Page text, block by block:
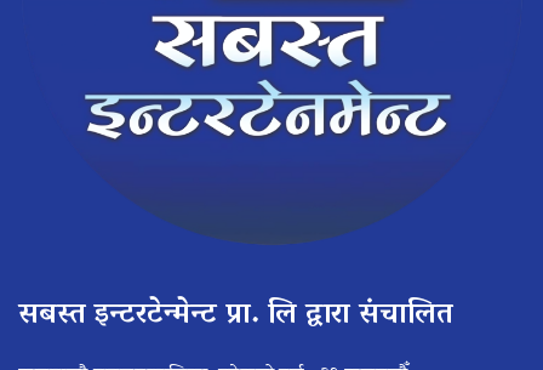
सबस्त इन्टरटेन्मेन्ट प्रा. लि द्वारा संचालित